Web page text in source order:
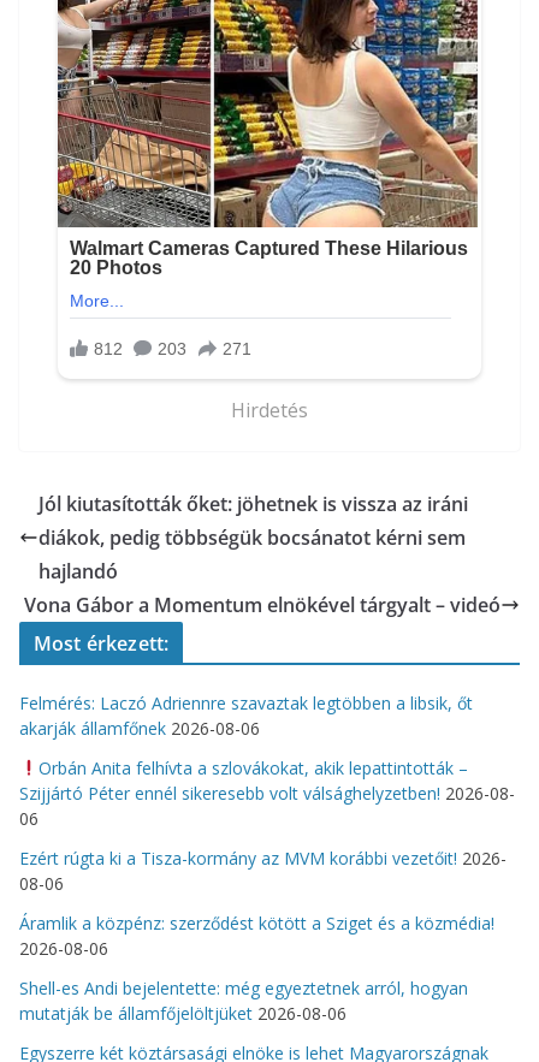
Hirdetés
Jól kiutasították őket: jöhetnek is vissza az iráni
diákok, pedig többségük bocsánatot kérni sem
hajlandó
Vona Gábor a Momentum elnökével tárgyalt – videó
Most érkezett:
Felmérés: Laczó Adriennre szavaztak legtöbben a libsik, őt
akarják államfőnek 2026-08-06
Orbán Anita felhívta a szlovákokat, akik lepattintották –
Szijjártó Péter ennél sikeresebb volt válsághelyzetben! 2026-08-
06
Ezért rúgta ki a Tisza-kormány az MVM korábbi vezetőit! 2026-
08-06
Áramlik a közpénz: szerződést kötött a Sziget és a közmédia!
2026-08-06
Shell-es Andi bejelentette: még egyeztetnek arról, hogyan
mutatják be államfőjelöltjüket 2026-08-06
Egyszerre két köztársasági elnöke is lehet Magyarországnak